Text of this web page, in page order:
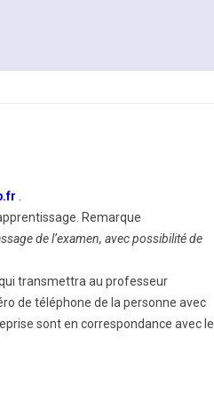
Remarque
del’examen, avec possibilité de
transmettra au professeur
de téléphone de la personne avec
sont en correspondance avec le